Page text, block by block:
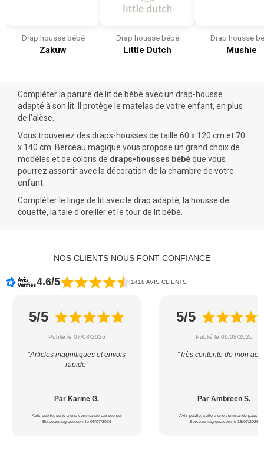
Drap housse bébé
Zakuw
Drap housse bébé
Little Dutch
Drap housse
Mushie
Compléter la parure de lit de bébé avec un drap-housse
adapté à son lit. Il protège le matelas de votre enfant, en plus
de l'alèse.
Vous trouverez des draps-housses de taille 60 x 120 cm et 70
x 140 cm. Berceau magique vous propose un grand choix de
modèles et de coloris de draps-housses bébéque vous
pourrez assortir avec la décoration de la chambre de votre
enfant.
Compléter le linge de litavec le drap adapté, la housse de
couette, la taie d'oreiller et le tour de lit bébé.
NOS CLIENTS NOUS FONT CONFIANCE
4.6/5 1418 AVIS CLIENTS
5/5
Publié le 07/08/2026
“Articles magnifiques et envois
rapide”
Par Karine G.
Avis publié, suite à une commande passée sur
Berceaumagique.com le 05/07/2026
5/5
Publié le 06/08/2026
“Très contente de mon
Par Ambreen S.
Avis publié, suite à une commande passée
Berceaumagique.com le 18/07/2026